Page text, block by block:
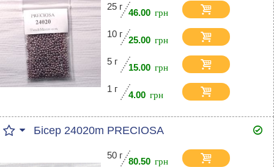
25 г
46.00
10 г
25.00
5 г
15.00
1 г
4.00
Бісер 24020m PRECIOSA
50 г
80.50